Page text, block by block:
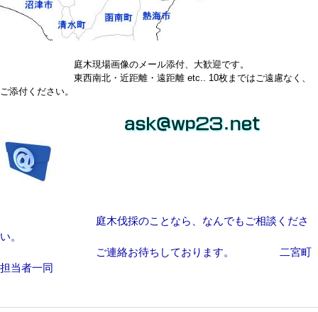
庭木現場画像のメール添付、大歓迎です。
東西南北・近距離・遠距離 etc.. 10枚まではご遠慮なく、
ご添付ください。
庭木伐採のことなら、なんでもご相談くださ
い。
ご連絡お待ちしております。 二宮町
担当者一同